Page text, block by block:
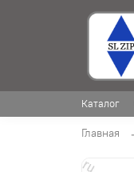
Каталог
Главная